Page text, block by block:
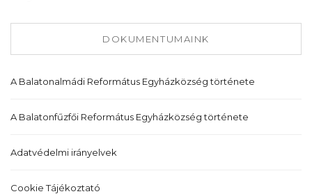
DOKUMENTUMAINK
A Balatonalmádi Református Egyházközség története
A Balatonfűzfői Református Egyházközség története
Adatvédelmi irányelvek
Cookie Tájékoztató